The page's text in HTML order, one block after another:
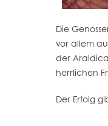
Die
vor allem
der
herrlichen
Der Erfolg